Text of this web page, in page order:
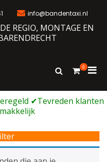
info@bandentaxi.nl
REGIO, MONTAGE EN
Bandengarage met eigen webshop
Toon
0
voor